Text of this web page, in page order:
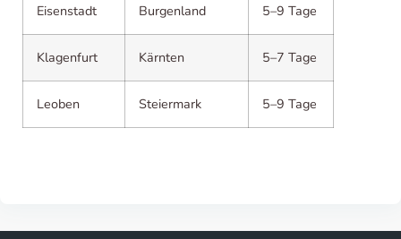
Eisenstadt Burgenland 5–9 Tage
Klagenfurt Kärnten 5–7 Tage
Leoben Steiermark 5–9 Tage